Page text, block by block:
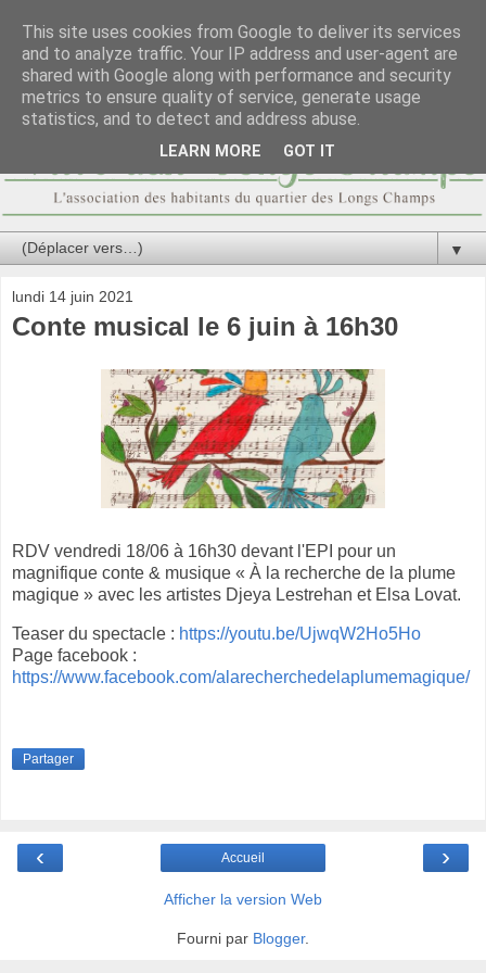
▼
lundi 14 juin 2021
Conte musical le 6 juin à 16h30
RDV vendredi 18/06 à 16h30 devant l'EPI pour un
magnifique conte & musique « À la recherche de la plume
magique » avec les artistes Djeya Lestrehan et Elsa Lovat.
Teaser du spectacle : https://youtu.be/UjwqW2Ho5Ho
Page facebook :
https://www.facebook.com/alarecherchedelaplumemagique/
Partager
‹ ›
Accueil
Afficher la version Web
Fourni par Blogger.
This site uses cookies from Google to deliver its services
and to analyze traffic. Your IP address and user-agent are
shared with Google along with performance and security
metrics to ensure quality of service, generate usage
statistics, and to detect and address abuse.
LEARN MORE GOT IT